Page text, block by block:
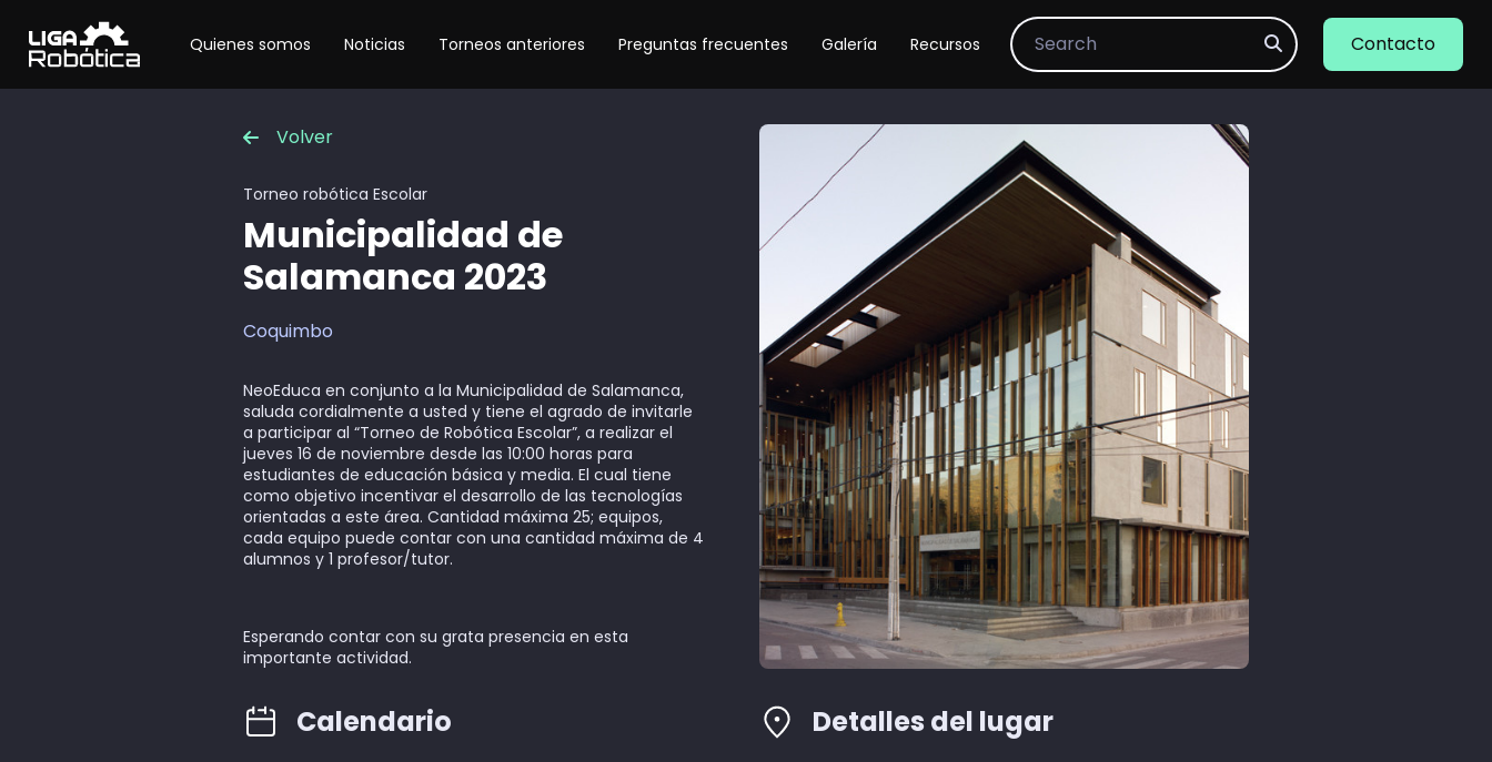
Quienes somos Noticias Torneos anteriores Preguntas frecuentes Galería Recursos Search Contacto
Volver
Torneo robótica Escolar
Municipalidad de
Salamanca 2023
Coquimbo
NeoEduca en conjunto a la Municipalidad de Salamanca,
saluda cordialmente a usted y tiene el agrado de invitarle
a participar al “Torneo de Robótica Escolar”, a realizar el
jueves 16 de noviembre desde las 10:00 horas para
estudiantes de educación básica y media. El cual tiene
como objetivo incentivar el desarrollo de las tecnologías
orientadas a este área. Cantidad máxima 25; equipos,
cada equipo puede contar con una cantidad máxima de 4
alumnos y 1 profesor/tutor.
Esperando contar con su grata presencia en esta
importante actividad.
Calendario Detalles del lugar